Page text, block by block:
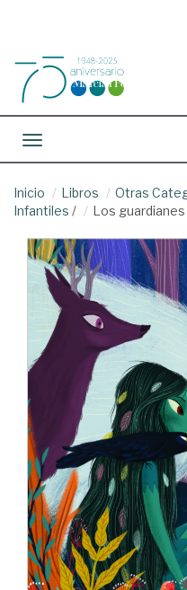
Toggle navigation
Inicio Libros Otras
Infantiles / Los